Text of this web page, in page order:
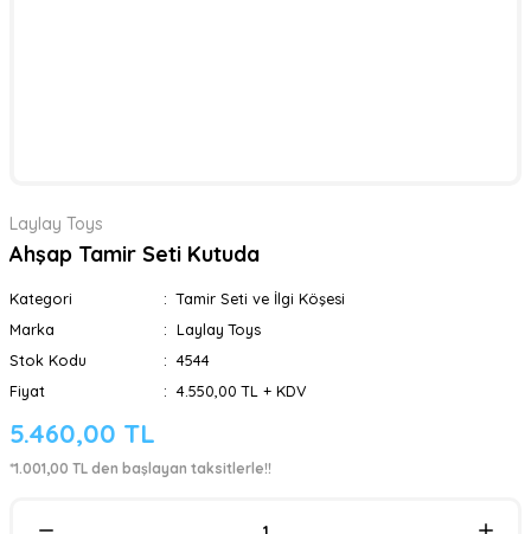
Laylay Toys
Ahşap Tamir Seti Kutuda
Kategori
Tamir Seti ve İlgi Köşesi
Marka
Laylay Toys
Stok Kodu
4544
Fiyat
4.550,00 TL + KDV
5.460,00 TL
*1.001,00 TL den başlayan taksitlerle!!